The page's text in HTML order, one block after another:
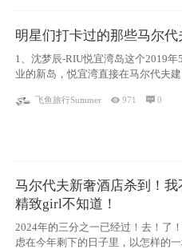
明星们打卡过的那些马尔代
1、沈梦辰-RIU悦宜湾岛这个2019年
业的新岛，悦宜湾直接在马尔代夫
飞鱼旅行Summer 971 0
马尔代夫新奢酒店杀到！我
精致girl不知道！
2024年的三分之一已经过！去！了
虑在今年剩下的日子里，以怎样的一